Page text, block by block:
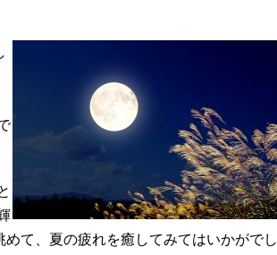
て、夏の疲れを癒してみてはいかがでし